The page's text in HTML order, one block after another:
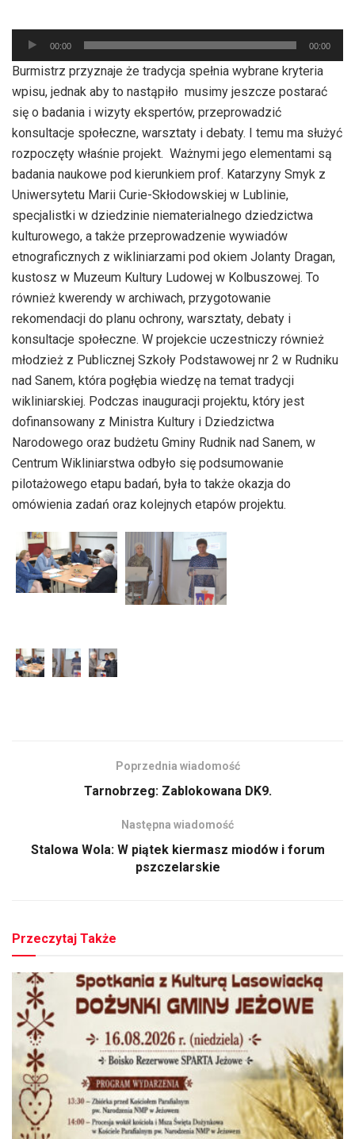
plików
dźwiękowych
00:00 00:00
Burmistrz przyznaje że tradycja spełnia wybrane kryteria
wpisu, jednak aby to nastąpiło musimy jeszcze postarać
się o badania i wizyty ekspertów, przeprowadzić
konsultacje społeczne, warsztaty i debaty. I temu ma służyć
rozpoczęty właśnie projekt. Ważnymi jego elementami są
badania naukowe pod kierunkiem prof. Katarzyny Smyk z
Uniwersytetu Marii Curie-Skłodowskiej w Lublinie,
specjalistki w dziedzinie niematerialnego dziedzictwa
kulturowego, a także przeprowadzenie wywiadów
etnograficznych z wikliniarzami pod okiem Jolanty Dragan,
kustosz w Muzeum Kultury Ludowej w Kolbuszowej. To
również kwerendy w archiwach, przygotowanie
rekomendacji do planu ochrony, warsztaty, debaty i
konsultacje społeczne. W projekcie uczestniczy również
młodzież z Publicznej Szkoły Podstawowej nr 2 w Rudniku
nad Sanem, która pogłębia wiedzę na temat tradycji
wikliniarskiej. Podczas inauguracji projektu, który jest
dofinansowany z Ministra Kultury i Dziedzictwa
Narodowego oraz budżetu Gminy Rudnik nad Sanem, w
Centrum Wikliniarstwa odbyło się podsumowanie
pilotażowego etapu badań, była to także okazja do
omówienia zadań oraz kolejnych etapów projektu.
Poprzednia wiadomość
Tarnobrzeg: Zablokowana DK9.
Następna wiadomość
Stalowa Wola: W piątek kiermasz miodów i forum
pszczelarskie
Przeczytaj Także